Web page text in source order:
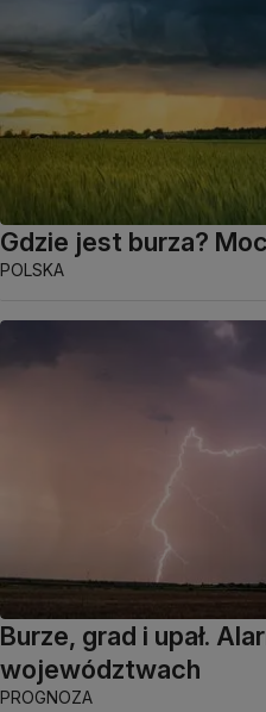
Gdzie jest burza?
POLSKA
Burze, grad i upał.
województwach
PROGNOZA